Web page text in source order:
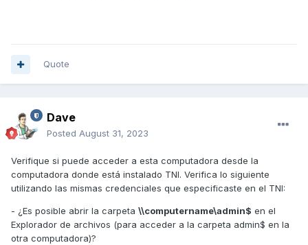
Quote
Dave
Posted August 31, 2023
Verifique si puede acceder a esta computadora desde la
computadora donde está instalado TNI. Verifica lo siguiente
utilizando las mismas credenciales que especificaste en el TNI:
- ¿Es posible abrir la carpeta \\computername\admin$ en el
Explorador de archivos (para acceder a la carpeta admin$ en la
otra computadora)?